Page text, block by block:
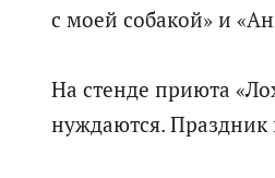
с моей собакой» и
На стенде приюта
нуждаются.